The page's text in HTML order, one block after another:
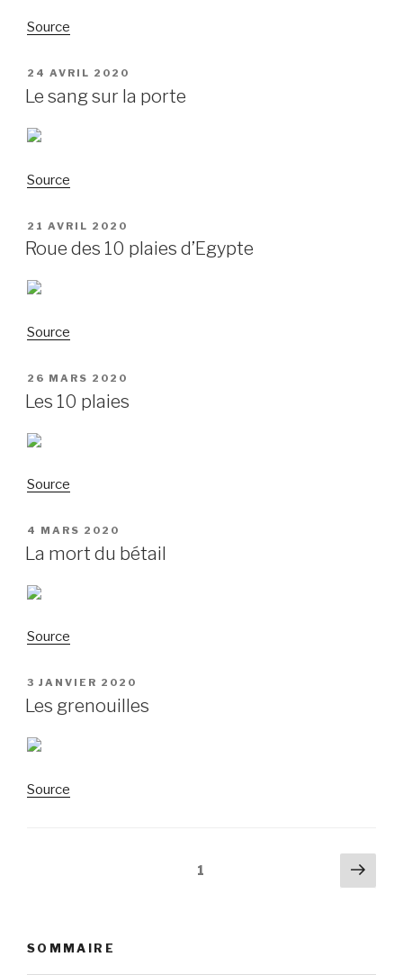
Source
PUBLIÉ
LE
24 AVRIL 2020
Le sang sur la porte
Source
PUBLIÉ
LE
21 AVRIL 2020
Roue des 10 plaies d’Egypte
Source
PUBLIÉ
LE
26 MARS 2020
Les 10 plaies
Source
PUBLIÉ
LE
4 MARS 2020
La mort du bétail
Source
PUBLIÉ
LE
3 JANVIER 2020
Les grenouilles
Source
1
SOMMAIRE